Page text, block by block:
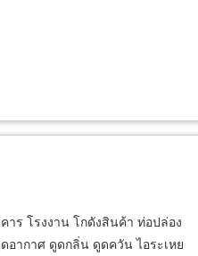
าร โรงงาน โกดังสินค้า ท่อปล่อง
อากาศ ดูดกลิ่น ดูดควัน ไอระเหย